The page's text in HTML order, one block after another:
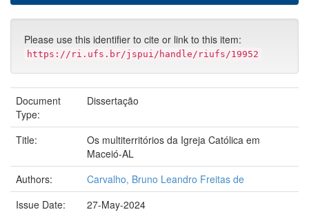
Please use this identifier to cite or link to this item:
https://ri.ufs.br/jspui/handle/riufs/19952
Document
Type:
Dissertação
Title:
Os multiterritórios da Igreja Católica em
Maceió-AL
Authors:
Carvalho, Bruno Leandro Freitas de
Issue Date:
27-May-2024